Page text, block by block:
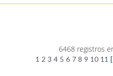
6468 registros
1 2 3 4 5 6 7 8 9 10 11